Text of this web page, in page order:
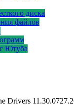
диска
файлов
Ютуба
Drivers